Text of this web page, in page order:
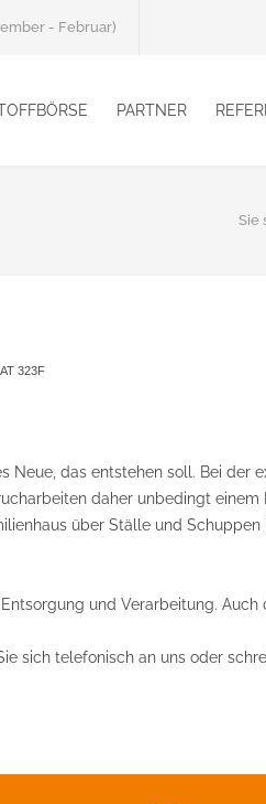
- Februar)
PARTNER
Sie
323F
Neue, das entstehen soll. Bei der
daher unbedingt einem
über Ställe und
und Verarbeitung. Auch
sich telefonisch an uns oder